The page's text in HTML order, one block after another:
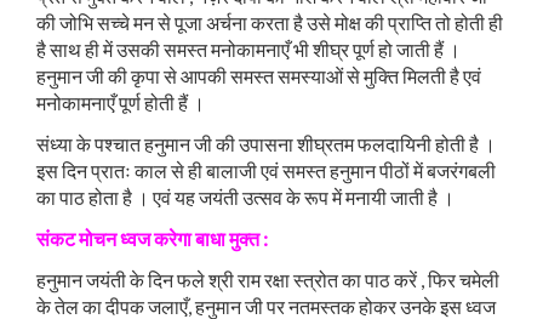
की जोभि सच्चे मन से पूजा अर्चना करता है उसे मोक्ष की प्राप्ति तो होती ही
है साथ ही में उसकी समस्त मनोकामनाएँ भी शीघ्र पूर्ण हो जाती हैं ।
हनुमान जी की कृपा से आपकी समस्त समस्याओं से मुक्ति मिलती है एवं
मनोकामनाएँ पूर्ण होती हैं ।
संध्या के पश्चात हनुमान जी की उपासना शीघ्रतम फलदायिनी होती है ।
इस दिन प्रातः काल से ही बालाजी एवं समस्त हनुमान पीठों में बजरंगबली
का पाठ होता है । एवं यह जयंती उत्सव के रूप में मनायी जाती है ।
संकटमोचनध्वजकरेगाबाधामुक्त:
हनुमान जयंती के दिन फले श्री राम रक्षा स्त्रोत का पाठ करें , फिर चमेली
के तेल का दीपक जलाएँ, हनुमान जी पर नतमस्तक होकर उनके इस ध्वज